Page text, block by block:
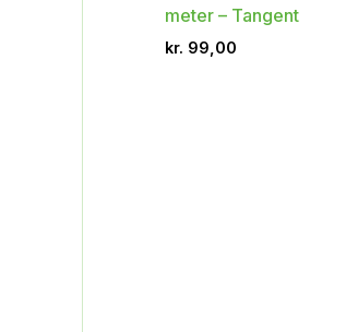
meter – Tangent
kr. 99,00